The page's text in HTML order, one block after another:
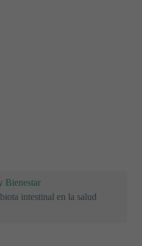
Bienestar
intestinal en la salud